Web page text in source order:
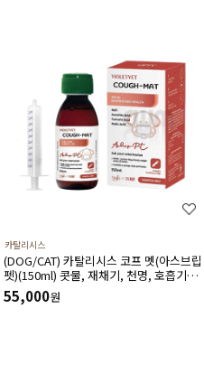
카탈리시스
(DOG/CAT) 카탈리시스 코프 멧(아스브립
펫)(150ml) 콧물, 재채기, 천명, 호흡기도
건조, 기침 등 호흡기도 및 거담작용에 도
움을 주고 호흡기 상태를 개선시키는 영양
55,000원